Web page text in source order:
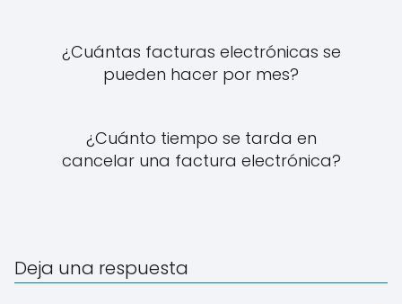
¿Cuántas facturas electrónicas se
pueden hacer por mes?
¿Cuánto tiempo se tarda en
cancelar una factura electrónica?
Deja una respuesta